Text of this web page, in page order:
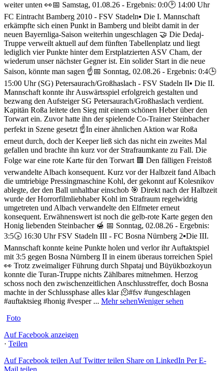
weiter unten 👀📅 Samstag, 01.08.26 - Ergebnis: 0:0🕑 14:00 Uhr
FC Eintracht Bamberg 2010 - FSV Stadeln▪️ Die I. Mannschaft
erkämpfte sich einen Punkt in Bamberg und bleibt damit in der
neuen Bayernliga-Saison weiterhin ungeschlagen 🤝 Die Dedaj-
Truppe verweilt aktuell auf dem fünften Tabellenplatz und liegt
lediglich vier Punkte hinter dem Erstplatzierten ASV Cham, der
wiederum unser nächster Gegner ist. Ein solider Start in die neue
Saison, könnte man sagen ☝️📅 Sonntag, 02.08.26 - Ergebnis: 0:4🕒
15:00 Uhr (SG) Petersaurach/Großhaslach - FSV Stadeln II▪️ Die II.
Mannschaft konnte ihr Auswärtsspiel erfolgreich gestalten und
bezwang den Aufsteiger SG Petersaurach/Großhaslach verdient.
Kapitän Roßa leitete den Sieg mit einem schönen Heber über den
Torwart ein. Zuvor hatte ihn der spielende Co-Trainer Steinbacher
perfekt in Szene gesetzt ☝️In einer ähnlichen Aktion war Roßa
erneut durch, doch der Keeper ließ sich das nicht ein zweites Mal
gefallen und brachte ihn kurz vor der Strafraumkante zu Fall. Die
Folge war eine rote Karte für den Torwart 🟥 Den fälligen Freistoß
verwandelte Albach konsequent. Kurz vor der Halbzeit fand Albach
die umtriebige Pressingmaschine Kohl, der gekonnt auf Kolesnikov
ablegte, der den Ball unhaltbar einschob 🎯 Direkt nach der Halbzeit
wurde der Horrorfilmliebhaber Kohl im Strafraum regelwidrig
umgetreten und Albach verwandelte den Elfmeter erneut
konsequent. Erwähnenswert ist noch die gelb-rote Karte gegen den
Honig liebenden Steinbacher 🍯 📅 Sonntag, 02.08.26 - Ergebnis:
3:5🕟 16:30 Uhr FSV Stadeln III - FC Bosna Nürnberg 2▪️Die III.
Mannschaft konnte keine Punkte holen und verlor ihr Auftaktspiel
mit 3:5 gegen Bosna Nürnberg II in einem überaus torreichen Spiel
👀 Trotz zweimaliger Führung durch Shpataj und Büyükbozkoyun
konnte die Turan-Truppe nichts Zählbares mitnehmen. Herzog
schoss noch den zwischenzeitlichen Anschlusstreffer, doch Bosna
machte in der Schlussphase alles klar 🫠#fsv #ungeschlagen
#auftaktsieg #honig #vesper ... Mehr sehenWeniger sehen
Foto
Auf Facebook anzeigen
· Teilen
Auf Facebook teilen Auf Twitter teilen Share on LinkedIn Per E-